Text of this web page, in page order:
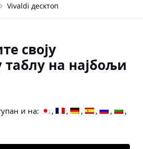
Vivaldi десктоп
своју
таблу на најбољи
и на: